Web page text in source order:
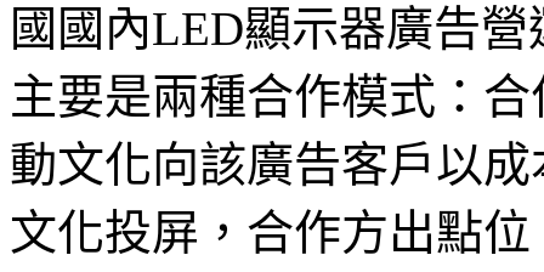
國國內LED顯示器廣告
主要是兩種合作模式：
動文化向該廣告客戶以
文化投屏，合作方出點